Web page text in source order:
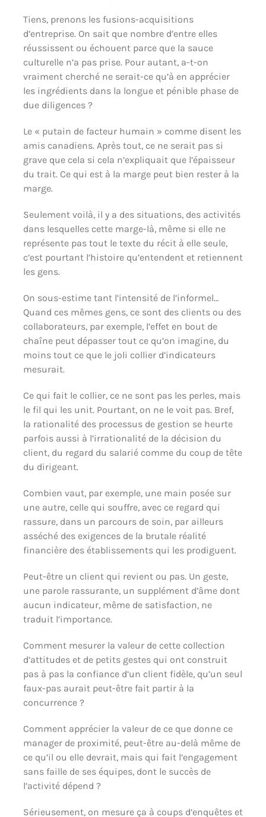
Tiens, prenons les fusions-acquisitions
d’entreprise. On sait que nombre d’entre elles
réussissent ou échouent parce que la sauce
culturelle n’a pas prise. Pour autant, a-t-on
vraiment cherché ne serait-ce qu’à en apprécier
les ingrédients dans la longue et pénible phase de
due diligences ?
Le « putain de facteur humain » comme disent les
amis canadiens. Après tout, ce ne serait pas si
grave que cela si cela n’expliquait que l’épaisseur
du trait. Ce qui est à la marge peut bien rester à la
marge.
Seulement voilà, il y a des situations, des activités
dans lesquelles cette marge-là, même si elle ne
représente pas tout le texte du récit à elle seule,
c’est pourtant l’histoire qu’entendent et retiennent
les gens.
On sous-estime tant l’intensité de l’informel…
Quand ces mêmes gens, ce sont des clients ou des
collaborateurs, par exemple, l’effet en bout de
chaîne peut dépasser tout ce qu’on imagine, du
moins tout ce que le joli collier d’indicateurs
mesurait.
Ce qui fait le collier, ce ne sont pas les perles, mais
le fil qui les unit. Pourtant, on ne le voit pas. Bref,
la rationalité des processus de gestion se heurte
parfois aussi à l’irrationalité de la décision du
client, du regard du salarié comme du coup de tête
du dirigeant.
Combien vaut, par exemple, une main posée sur
une autre, celle qui souffre, avec ce regard qui
rassure, dans un parcours de soin, par ailleurs
asséché des exigences de la brutale réalité
financière des établissements qui les prodiguent.
Peut-être un client qui revient ou pas. Un geste,
une parole rassurante, un supplément d’âme dont
aucun indicateur, même de satisfaction, ne
traduit l’importance.
Comment mesurer la valeur de cette collection
d’attitudes et de petits gestes qui ont construit
pas à pas la confiance d’un client fidèle, qu’un seul
faux-pas aurait peut-être fait partir à la
concurrence ?
Comment apprécier la valeur de ce que donne ce
manager de proximité, peut-être au-delà même de
ce qu’il ou elle devrait, mais qui fait l’engagement
sans faille de ses équipes, dont le succès de
l’activité dépend ?
Sérieusement, on mesure ça à coups d’enquêtes et